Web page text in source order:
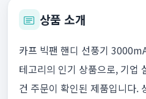
상품 소개
카프 빅팬 핸디 선풍기
테고리의 인기 상품으로, 기업
건 주문이 확인된 제품입니다.